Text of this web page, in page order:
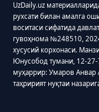
UzDaily.uz
рухсати билан амалга
воситаси сифатида
гувоҳнома №248510,
хусусий корхонаси.
Юнусобод тумани, 12-
муҳаррир: Умаров
таҳририят нуқтаи